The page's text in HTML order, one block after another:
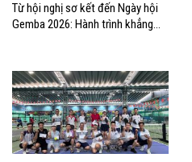
Từ hội nghị sơ kết đến Ngày hội
Gemba 2026: Hành trình khẳng